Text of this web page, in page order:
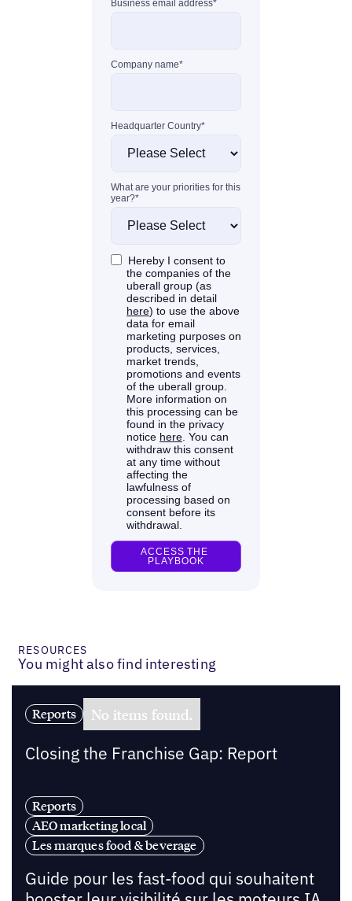
RESOURCES
You might also find interesting
Reports No items found.
Closing the Franchise Gap: Report
Reports
AEO marketing local
Les marques food & beverage
Guide pour les fast-food qui souhaitent